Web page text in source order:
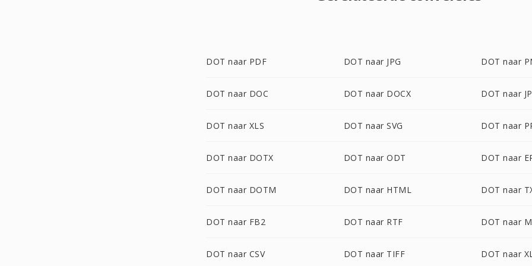
DOT naar PDF DOT naar JPG DOT naar
DOT naar DOC DOT naar DOCX DOT naar
DOT naar XLS DOT naar SVG DOT naar
DOT naar DOTX DOT naar ODT DOT naar
DOT naar DOTM DOT naar HTML DOT naar
DOT naar FB2 DOT naar RTF DOT naar
DOT naar CSV DOT naar TIFF DOT naar